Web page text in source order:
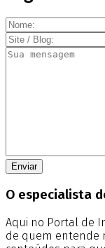
O especialista
Aqui no Portal de
de quem entende